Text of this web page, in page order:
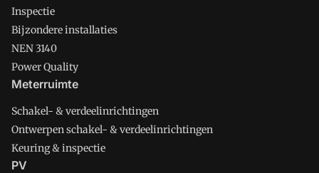
Inspectie
Bijzondere installaties
NEN 3140
Power Quality
Meterruimte
Schakel- & verdeelinrichtingen
Ontwerpen schakel- & verdeelinrichtingen
Keuring & inspectie
PV